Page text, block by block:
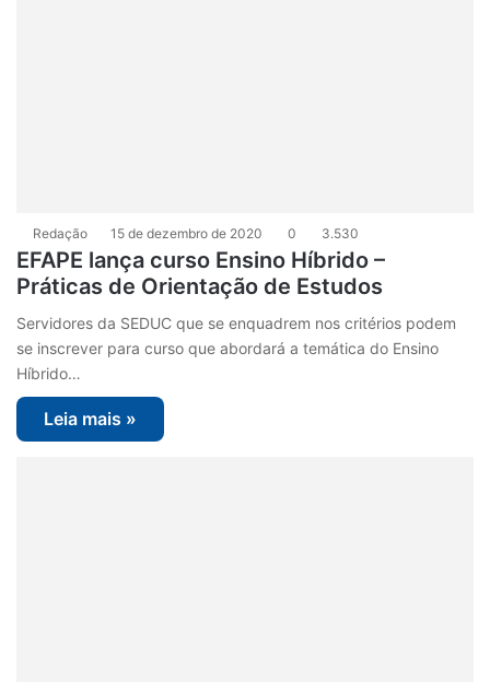
Redação 15 de dezembro de 2020 0 3.530
EFAPE lança curso Ensino Híbrido –
Práticas de Orientação de Estudos
Servidores da SEDUC que se enquadrem nos critérios podem
se inscrever para curso que abordará a temática do Ensino
Híbrido…
Leia mais »